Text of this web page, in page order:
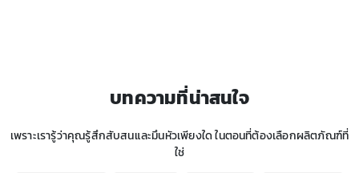
บทความที่น่าสนใจ
เพราะเรารู้ว่าคุณรู้สึกสับสนและมึนหัวเพียงใด ในตอนที่ต้องเลือกผลิตภัณฑ์ที่
ใช่